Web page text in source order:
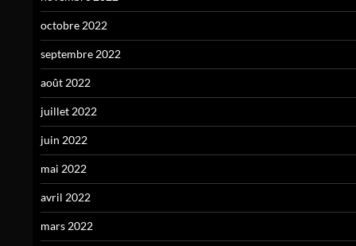
octobre 2022
septembre 2022
août 2022
juillet 2022
juin 2022
mai 2022
avril 2022
mars 2022